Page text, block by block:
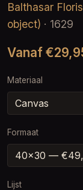
Balthasar
object) · 1629
Vanaf
Materiaal
Formaat
Lijst